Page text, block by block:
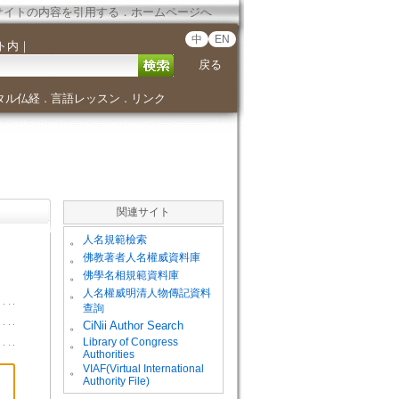
イトの内容を引用する．ホームページへ
内 ｜ 中 EN
戻る
ル仏経． 言語レッスン ． リンク
関連サイト
。 人名規範檢索
。 佛教著者人名權威資料庫
。 佛學名相規範資料庫
。
人名權威明清人物傳記資料
查詢
。
CiNii Author Search
。
Library of Congress
Authorities
。
VIAF(Virtual International
Authority File)